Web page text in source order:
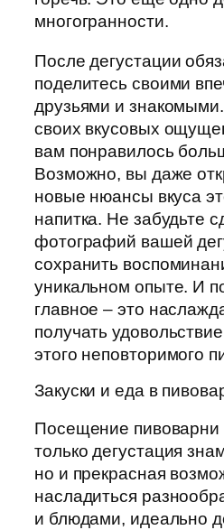
многогранности.
После дегустации
поделитесь своими
друзьями и
своих вкусовых
вам понравилось
Возможно, вы даже
новые нюансы вкуса
напитка. Не забудьте
фотографий вашей
сохранить
уникальном опыте. И
главное – это
получать
этого неповторимого
Закуски и еда в
Посещение пивоварни
только дегустация
но и прекрасная
насладиться
и блюдами, идеально